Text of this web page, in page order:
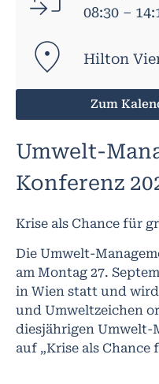
08:30 –
Hilton
Zum
Umwelt-
Konferenz
Krise als Chance für
Die Umwelt-
am Montag 27.
in Wien statt und
und Umweltzeichen
diesjährigen Umwelt-
auf „Krise als